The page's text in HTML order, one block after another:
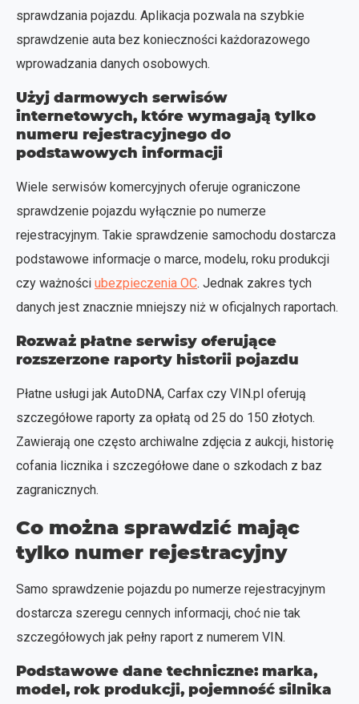
sprawdzania pojazdu. Aplikacja pozwala na szybkie
sprawdzenie auta bez konieczności każdorazowego
wprowadzania danych osobowych.
Użyj darmowych serwisów
internetowych, które wymagają tylko
numeru rejestracyjnego do
podstawowych informacji
Wiele serwisów komercyjnych oferuje ograniczone
sprawdzenie pojazdu wyłącznie po numerze
rejestracyjnym. Takie sprawdzenie samochodu dostarcza
podstawowe informacje o marce, modelu, roku produkcji
czy ważności ubezpieczenia OC. Jednak zakres tych
danych jest znacznie mniejszy niż w oficjalnych raportach.
Rozważ płatne serwisy oferujące
rozszerzone raporty historii pojazdu
Płatne usługi jak AutoDNA, Carfax czy VIN.pl oferują
szczegółowe raporty za opłatą od 25 do 150 złotych.
Zawierają one często archiwalne zdjęcia z aukcji, historię
cofania licznika i szczegółowe dane o szkodach z baz
zagranicznych.
Co można sprawdzić mając
tylko numer rejestracyjny
Samo sprawdzenie pojazdu po numerze rejestracyjnym
dostarcza szeregu cennych informacji, choć nie tak
szczegółowych jak pełny raport z numerem VIN.
Podstawowe dane techniczne: marka,
model, rok produkcji, pojemność silnika